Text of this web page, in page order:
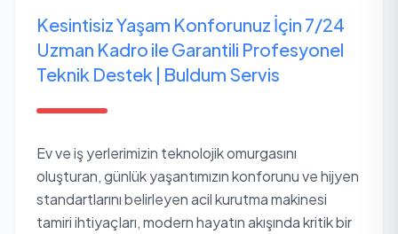
Kesintisiz Yaşam Konforunuz İçin 7/24
Uzman Kadro ile Garantili Profesyonel
Teknik Destek | Buldum Servis
Ev ve iş yerlerimizin teknolojik omurgasını
oluşturan, günlük yaşantımızın konforunu ve hijyen
standartlarını belirleyen acil kurutma makinesi
tamiri ihtiyaçları, modern hayatın akışında kritik bir